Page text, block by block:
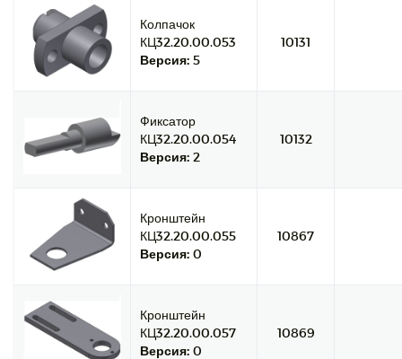
Колпачок
КЦ32.20.00.053
Версия: 5
10131
Фиксатор
КЦ32.20.00.054
Версия: 2
10132
Кронштейн
КЦ32.20.00.055
Версия: 0
10867
Кронштейн
КЦ32.20.00.057
Версия: 0
10869